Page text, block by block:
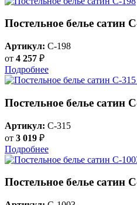
Постельное белье сатин
Артикул: C-198
от 4 257 ₽
Подробнее
Постельное белье сатин
Артикул: C-315
от 3 019 ₽
Подробнее
Постельное белье сатин